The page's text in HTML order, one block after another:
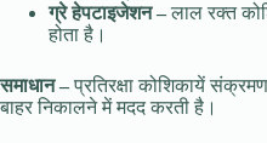
ग्रे हेपटाइजेशन –लाल रक्त
होता है।
समाधान –प्रतिरक्षा कोशिकायें
बाहर निकालने में मदद करती है।